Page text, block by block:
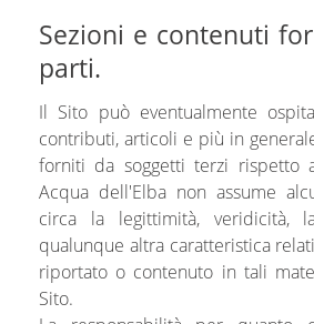
Sezioni e contenuti
parti.
Il Sito può eventualmente
contributi, articoli e più in
forniti da soggetti terzi rispetto
Acqua dell'Elba non assume
circa la legittimità, veridicità,
qualunque altra caratteristica
riportato o contenuto in tali
Sito.